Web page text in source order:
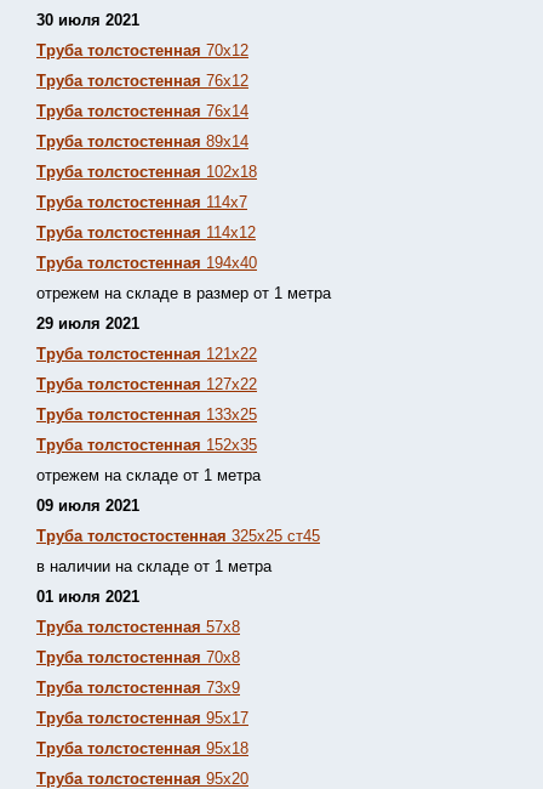
30 июля 2021
Труба толстостенная 70х12
Труба толстостенная 76х12
Труба толстостенная 76х14
Труба толстостенная 89х14
Труба толстостенная 102х18
Труба толстостенная 114х7
Труба толстостенная 114х12
Труба толстостенная 194х40
отрежем на складе в размер от 1 метра
29 июля 2021
Труба толстостенная 121х22
Труба толстостенная 127х22
Труба толстостенная 133х25
Труба толстостенная 152х35
отрежем на складе от 1 метра
09 июля 2021
Труба толстостостенная 325х25 ст45
в наличии на складе от 1 метра
01 июля 2021
Труба толстостенная 57х8
Труба толстостенная 70х8
Труба толстостенная 73х9
Труба толстостенная 95х17
Труба толстостенная 95х18
Труба толстостенная 95х20